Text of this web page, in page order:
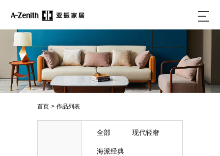
首页 > 作品列表
全部 现代轻奢
海派经典